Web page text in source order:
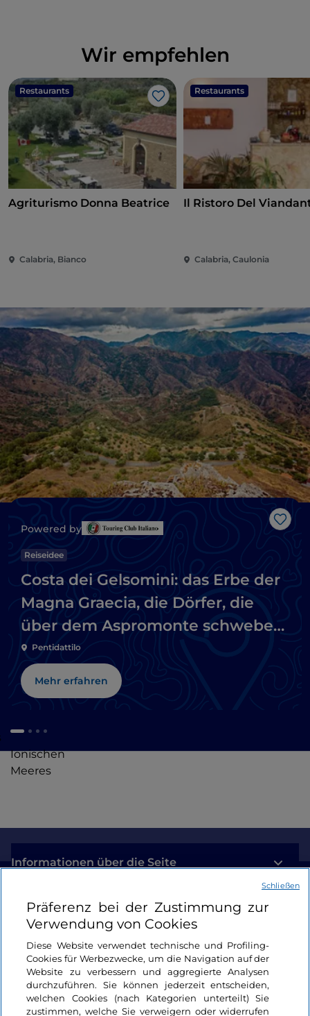
Wir empfehlen
Restaurants
Like
Agriturismo Donna Beatrice
Calabria, Bianco
Restaurants
Il Ristoro Del
Calabria, Caulonia
Like
Powered by
Reiseidee
Costa dei Gelsomini: das Erbe der
Magna Graecia, die Dörfer, die
über dem Aspromonte schweben,
und die Strände des Ionischen
Meeres
Pentidattilo
Mehr erfahren
Ionischen
Meeres
Informationen über die Seite
Nützliche Links
Login
Bleiben wir in Kontakt
Präferenz bei der Zustimmung zur
Verwendung von Cookies
Diese Website verwendet technische und Profiling-
Cookies für Werbezwecke, um die Navigation auf der
Website zu verbessern und aggregierte Analysen
durchzuführen. Sie können jederzeit entscheiden,
welchen Cookies (nach Kategorien unterteilt) Sie
zustimmen, welche Sie verweigern oder widerrufen
Schließen